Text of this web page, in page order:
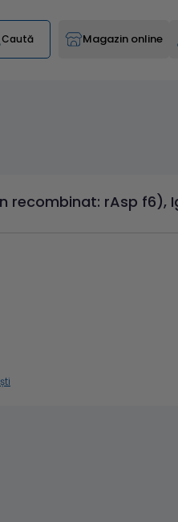
Caută Magazin online
recombinat: rAsp f6),